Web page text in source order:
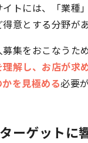
トには、「業種
意とする分野があ
集をおこなうた
解し、お店が求
を見極める必要
ーゲットに